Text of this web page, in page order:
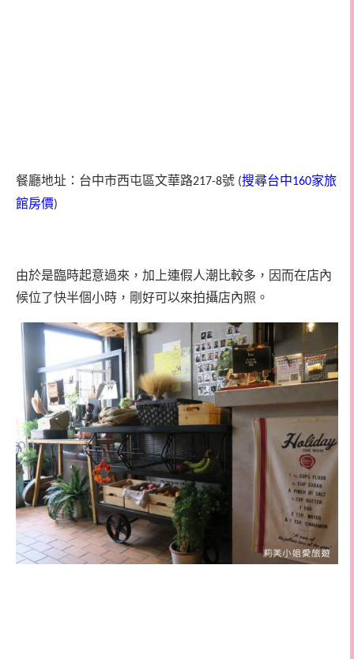
餐廳地址： 台中市西屯區文華路217-8號 (搜尋台中160家旅
館房價)
由於是臨時起意過來，加上連假人潮比較多，因而在店內
候位了快半個小時，剛好可以來拍攝店內照。